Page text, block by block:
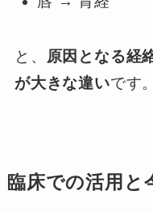
と、 原因となる経
が大きな違いです。
臨床での活用と